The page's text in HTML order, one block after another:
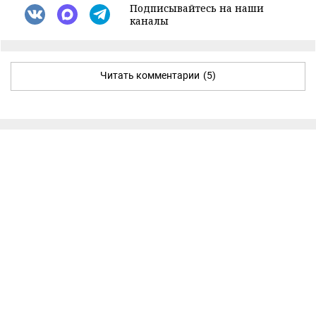
Подписывайтесь на наши
каналы
Читать комментарии (5)